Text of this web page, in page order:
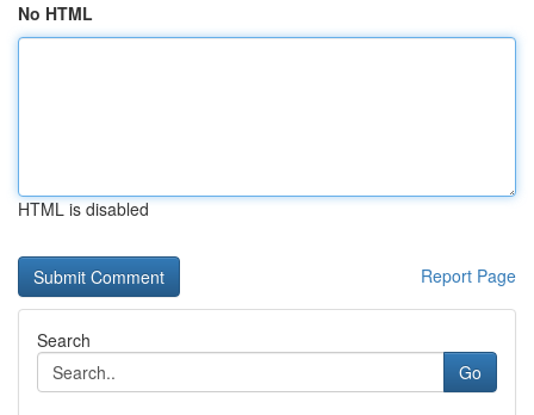
No HTML
HTML is disabled
Report Page
Search
Go